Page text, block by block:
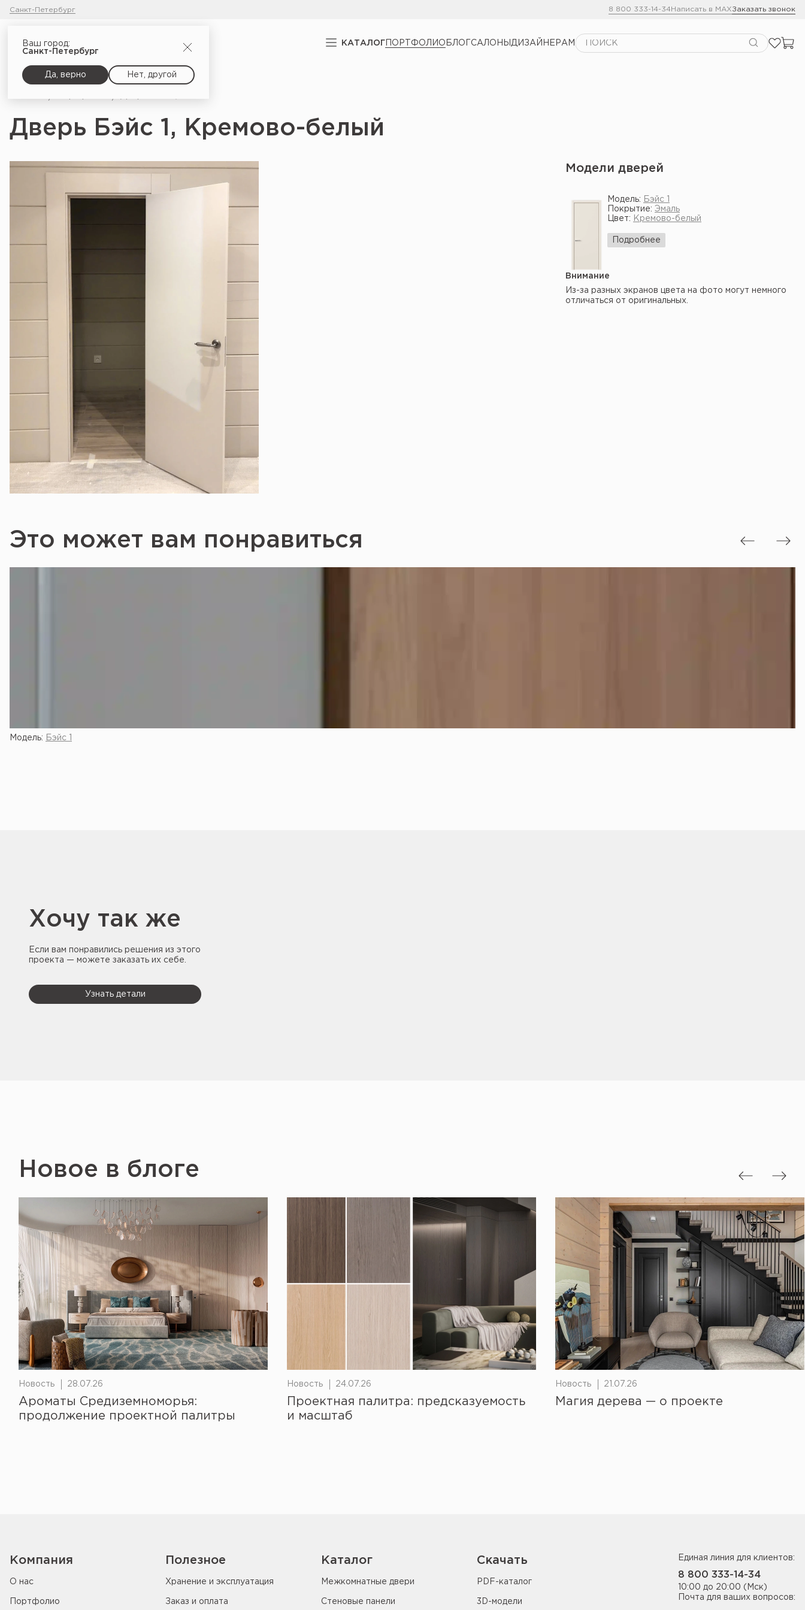
Санкт-Петербург 8 800 333-14-34Написать в MAXЗаказать звонок
КАТАЛОГ ПОРТФОЛИО БЛОГСАЛОНЫ ДИЗАЙНЕРАМ
Ваш город:
Санкт-Петербург
Да, верно Нет, другой
Дверь Бэйс 1, Кремово-белый
Модели дверей
Модель:
Бэйс 1
Покрытие: Эмаль
Цвет:
Кремово-белый
Подробнее
Внимание
Из-за разных экранов цвета на фото могут немного
отличаться от оригинальных.
Это может вам понравиться
Модель: Бэйс 1
Хочу так же
Если вам понравились решения из этого
проекта — можете заказать их себе.
Узнать детали
Новое в блоге
Новость 28.07.26
Ароматы Средиземноморья:
продолжение проектной палитры
Новость 24.07.26
Проектная палитра: предсказуемость
и масштаб
Новость 21.07.26
Магия дерева — о проекте
Компания
О нас
Портфолио
Полезное
Хранение и эксплуатация
Заказ и оплата
Каталог
Межкомнатные двери
Стеновые панели
Скачать
PDF-каталог
3D-модели
Единая линия для клиентов:
8 800 333-14-34
10:00 до 20:00 (Мск)
Почта для ваших вопросов: